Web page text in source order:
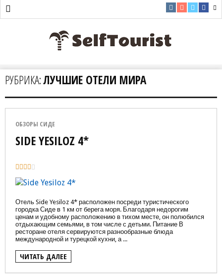
РУБРИКА:ЛУЧШИЕ ОТЕЛИ МИРА
ОБЗОРЫ СИДЕ
SIDE YESILOZ 4*
Отель Side Yesiloz 4* расположен посреди туристического
городка Сиде в 1 км от берега моря. Благодаря недорогим
ценам и удобному расположению в тихом месте, он полюбился
отдыхающим семьями, в том числе с детьми. Питание В
ресторане отеля сервируются разнообразные блюда
международной и турецкой кухни, а ...
ЧИТАТЬ ДАЛЕЕ